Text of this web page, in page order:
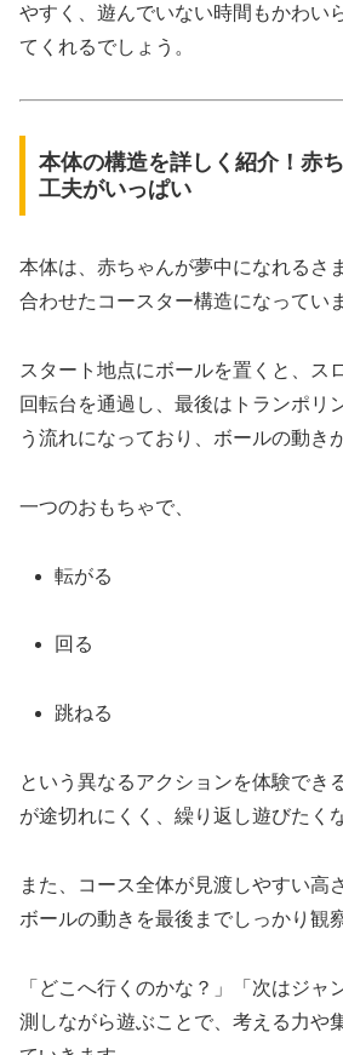
やすく、遊んでいない時間もかわい
てくれるでしょう。
本体の構造を詳しく紹介！赤
工夫がいっぱい
本体は、赤ちゃんが夢中になれるさ
合わせたコースター構造になってい
スタート地点にボールを置くと、ス
回転台を通過し、最後はトランポリ
う流れになっており、ボールの動き
一つのおもちゃで、
転がる
回る
跳ねる
という異なるアクションを体験でき
が途切れにくく、繰り返し遊びたく
また、コース全体が見渡しやすい高
ボールの動きを最後までしっかり観
「どこへ行くのかな？」「次はジャ
測しながら遊ぶことで、考える力や